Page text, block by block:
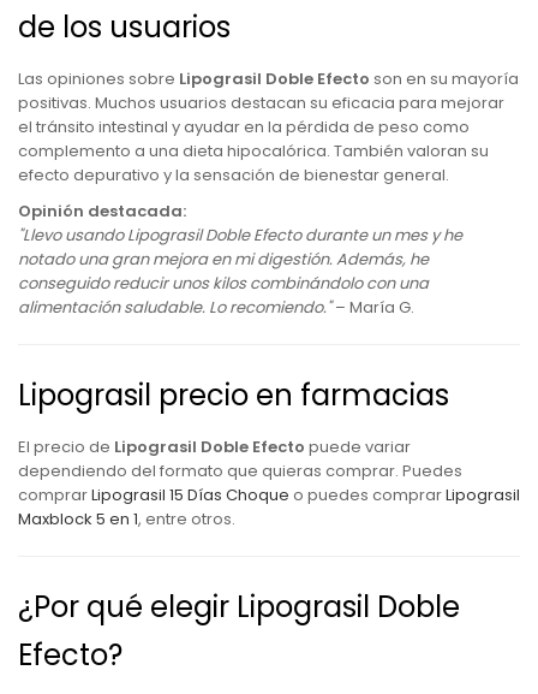
de los usuarios
Las opiniones sobre Lipograsil Doble Efecto son en su mayoría
positivas. Muchos usuarios destacan su eficacia para mejorar
el tránsito intestinal y ayudar en la pérdida de peso como
complemento a una dieta hipocalórica. También valoran su
efecto depurativo y la sensación de bienestar general.
Opinión destacada:
"Llevo usando Lipograsil Doble Efecto durante un mes y he
notado una gran mejora en mi digestión. Además, he
conseguido reducir unos kilos combinándolo con una
alimentación saludable. Lo recomiendo."– María G.
Lipograsil precio en farmacias
El precio de Lipograsil Doble Efecto puede variar
dependiendo del formato que quieras comprar. Puedes
comprarLipograsil 15 Días Choque o puedes comprarLipograsil
Maxblock 5 en 1, entre otros.
¿Por qué elegir Lipograsil Doble
Efecto?